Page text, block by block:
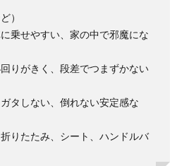
）
乗せやすい、家の中で邪魔にな
りがきく、段差でつまずかない
タしない、倒れない安定感な
りたたみ、シート、ハンドルバ